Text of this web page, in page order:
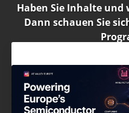
Haben Sie Inhalte und
Dann schauen Sie